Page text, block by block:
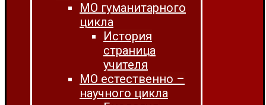
МО гуманитарного
цикла
История
страница
учителя
МО естественно –
научного цикла